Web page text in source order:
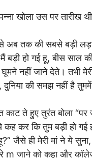
खोला उस पर तारीख
अब तक की सबसे बड़ी
मैं बड़ी हो गई हू, बीस
घूमने नहीं जाने देते। तभी
दुनिया की समझ नहीं है
काट ते हुए तुरंत बोला
कह कर कि तुम बड़ी हो गई
जैसे ही मेरी मां ने ये
m जाने को कहा और